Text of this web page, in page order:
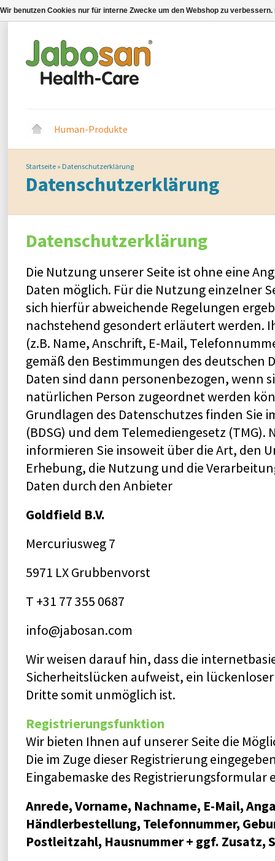
Human-Produkte
Startseite » Datenschutzerklärung
Datenschutzerklärung
Datenschutzerklärung
Die Nutzung unserer Seite ist ohne eine
Daten möglich. Für die Nutzung einzelner
sich hierfür abweichende Regelungen
nachstehend gesondert erläutert werden.
(z.B. Name, Anschrift, E-Mail,
gemäß den Bestimmungen des deutschen
Daten sind dann personenbezogen, wenn
natürlichen Person zugeordnet werden
Grundlagen des Datenschutzes finden Sie
(BDSG) und dem Telemediengesetz
informieren Sie insoweit über die Art, den
Erhebung, die Nutzung und die
Daten durch den Anbieter
Goldfield B.V.
Mercuriusweg 7
5971 LX Grubbenvorst
T +31 77 355 0687
info@jabosan.com
Wir weisen darauf hin, dass die
Sicherheitslücken aufweist, ein
Dritte somit unmöglich ist.
Registrierungsfunktion
Wir bieten Ihnen auf unserer Seite die
Die im Zuge dieser Registrierung
Eingabemaske des Registrierungsformular
Anrede, Vorname, Nachname, E-Mail,
Händlerbestellung, Telefonnummer,
Postleitzahl, Hausnummer + ggf. Zusatz,
Wir benutzen Cookies nur für interne Zwecke um den Webshop zu